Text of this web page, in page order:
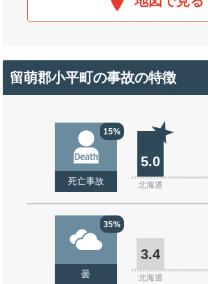
留萌郡小平町の事故の特徴
15%
死亡事故
5.0
北海道
35%
曇
3.4
北海道